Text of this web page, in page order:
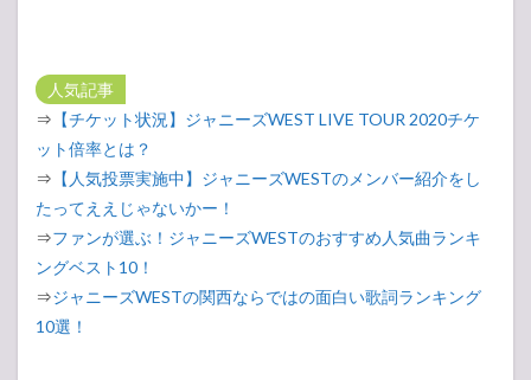
人気記事
⇒ 【チケット状況】ジャニーズWEST LIVE TOUR 2020チケ
ット倍率とは？
⇒ 【人気投票実施中】ジャニーズWESTのメンバー紹介をし
たってええじゃないかー！
⇒ファンが選ぶ！ジャニーズWESTのおすすめ人気曲ランキ
ングベスト10！
⇒ジャニーズWESTの関西ならではの面白い歌詞ランキング
10選！